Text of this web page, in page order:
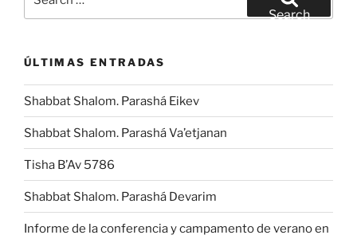
Search
ÚLTIMAS ENTRADAS
Shabbat Shalom. Parashá Eikev
Shabbat Shalom. Parashá Va’etjanan
Tisha B’Av 5786
Shabbat Shalom. Parashá Devarim
Informe de la conferencia y campamento de verano en